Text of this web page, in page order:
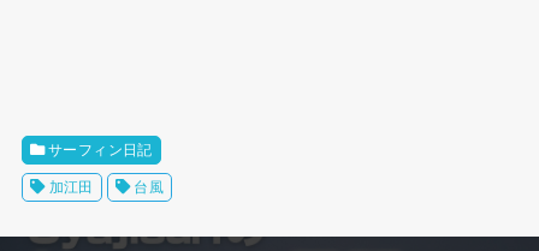
サーフィン日記
加江田 台風